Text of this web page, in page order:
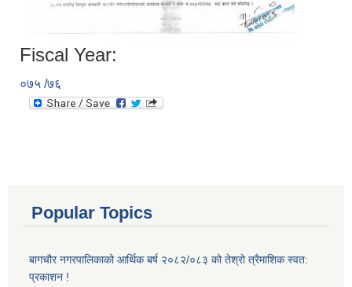
Fiscal Year:
०७५ /७६
Popular Topics
बागचौर नगरपालिकाको आर्थिक बर्ष २०८२/०८३ को तेश्रो त्रैमाशिक स्वत:
प्रकाशन !